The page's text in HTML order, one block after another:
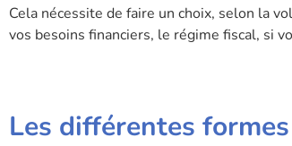
Cela nécessite de faire un choix, selon la
vos besoins financiers, le régime fiscal, si
Les différentes